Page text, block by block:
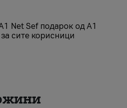
Net Sеf подарок од А1
сите корисници